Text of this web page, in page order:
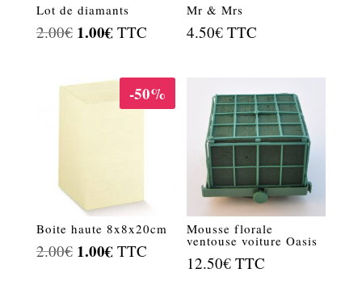
Lot de diamants
2.00€ Le
1.00€Le
actuel
est :
1.00€.
TTC
Mr & Mrs
4.50€ TTC
-50%
Boite haute 8x8x20cm
2.00€ Le
1.00€Le
TTC
Mousse florale
ventouse voiture Oasis
12.50€ TTC